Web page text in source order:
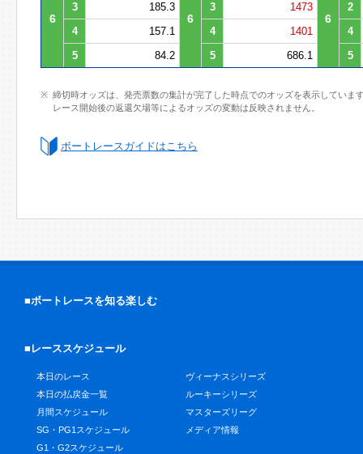
6 6 6
3
185.3 3 1473
2
4
157.1 4 1401
4
5
84.2 5 686.1 5
締切時オッズは、発売票数の集計が完了した時点でのオッズを表示していま
レース開始後の返還欠場等によるオッズの変動は反映されません。
ボートレースガイドはこちら
■ボートレースを知る楽しむ
■レーススケジュール
本日のレース
本日の払戻金一覧
月間スケジュール
SG・PG1スケジュール
G1・G2スケジュール
ヴィーナスシリーズ
ルーキーシリーズ
マスターズリーグ
メディア情報